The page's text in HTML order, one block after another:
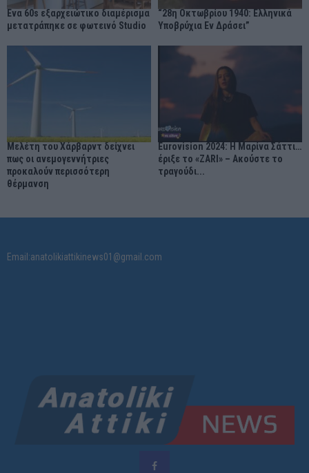
Ένα 60s εξαρχειώτικο διαμέρισμα
μετατράπηκε σε φωτεινό Studio
“28η Οκτωβρίου 1940: Ελληνικά
Υποβρύχια Εν Δράσει”
Μελέτη του Χάρβαρντ δείχνει
πως οι ανεμογεννήτριες
προκαλούν περισσότερη
θέρμανση
Eurovision 2024: Η Μαρίνα Σάττι…
έριξε το «ZARI» – Ακούστε το
τραγούδι...
Email:anatolikiattikinews01@gmail.com